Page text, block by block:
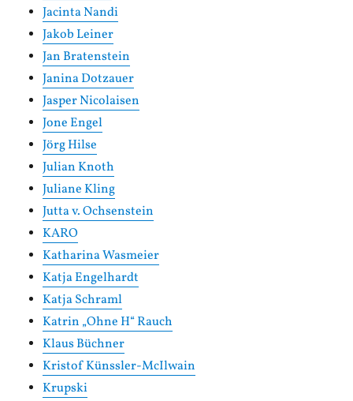
Jacinta Nandi
Jakob Leiner
Jan Bratenstein
Janina Dotzauer
Jasper Nicolaisen
Jone Engel
Jörg Hilse
Julian Knoth
Juliane Kling
Jutta v. Ochsenstein
KARO
Katharina Wasmeier
Katja Engelhardt
Katja Schraml
Katrin „Ohne H“ Rauch
Klaus Büchner
Kristof Künssler-McIlwain
Krupski